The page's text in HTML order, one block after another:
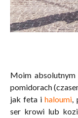
Moim
pomidorach
jak feta ihaloumi,
ser krowi lub